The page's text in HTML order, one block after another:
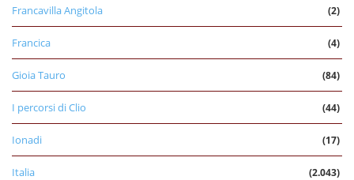
Francavilla Angitola (2)
Francica (4)
Gioia Tauro (84)
I percorsi di Clio (44)
Ionadi (17)
Italia (2.043)